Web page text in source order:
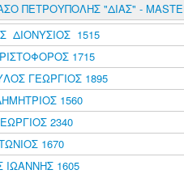
ΠΕΤΡΟΥΠΟΛΗΣ "ΔΙΑΣ" -
ΔΙΟΝΥΣΙΟΣ 1515
1715
ΓΕΩΡΓΙΟΣ 1895
1560
2340
1670
1605